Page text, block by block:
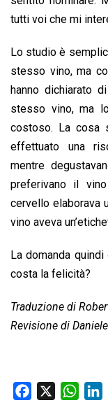
tutti voi che mi
Lo studio è
stesso vino, ma
hanno dichiarato
stesso vino, ma
costoso. La cosa
effettuato una
mentre
preferivano il
cervello elaborava
vino aveva
La domanda
costa la felicità?
Traduzione di
Revisione di
W